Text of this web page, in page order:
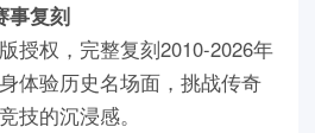
事复刻
授权，完整复刻2010-2026年
体验历史名场面，挑战传奇
技的沉浸感。